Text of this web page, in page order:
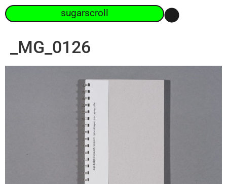
sugarscroll
_MG_0126